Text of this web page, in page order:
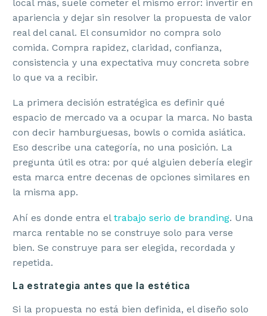
local más, suele cometer el mismo error: invertir en
apariencia y dejar sin resolver la propuesta de valor
real del canal. El consumidor no compra solo
comida. Compra rapidez, claridad, confianza,
consistencia y una expectativa muy concreta sobre
lo que va a recibir.
La primera decisión estratégica es definir qué
espacio de mercado va a ocupar la marca. No basta
con decir hamburguesas, bowls o comida asiática.
Eso describe una categoría, no una posición. La
pregunta útil es otra: por qué alguien debería elegir
esta marca entre decenas de opciones similares en
la misma app.
Ahí es donde entra el trabajo serio de branding. Una
marca rentable no se construye solo para verse
bien. Se construye para ser elegida, recordada y
repetida.
La estrategia antes que la estética
Si la propuesta no está bien definida, el diseño solo